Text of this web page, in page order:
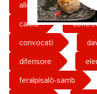
allenatore
calcio
convocati
difensore
feralpisalò-samb